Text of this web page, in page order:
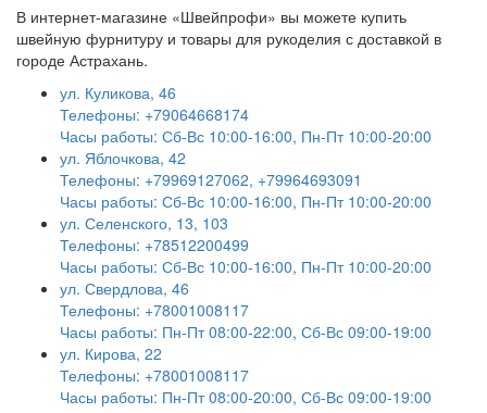
В интернет-магазине «Швейпрофи» вы можете купить
швейную фурнитуру и товары для рукоделия с доставкой в
городе Астрахань.
ул. Куликова, 46
Телефоны: +79064668174
Часы работы: Сб-Вс 10:00-16:00, Пн-Пт 10:00-20:00
ул. Яблочкова, 42
Телефоны: +79969127062, +79964693091
Часы работы: Сб-Вс 10:00-16:00, Пн-Пт 10:00-20:00
ул. Селенского, 13, 103
Телефоны: +78512200499
Часы работы: Сб-Вс 10:00-16:00, Пн-Пт 10:00-20:00
ул. Свердлова, 46
Телефоны: +78001008117
Часы работы: Пн-Пт 08:00-22:00, Сб-Вс 09:00-19:00
ул. Кирова, 22
Телефоны: +78001008117
Часы работы: Пн-Пт 08:00-20:00, Сб-Вс 09:00-19:00